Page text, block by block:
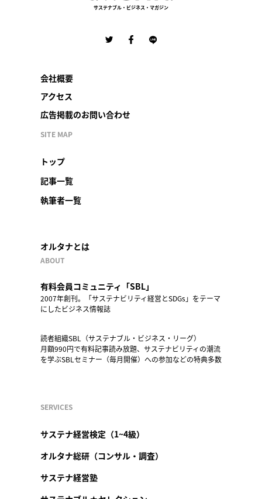
サステナブル・ビジネス・マガジン
会社概要
アクセス
広告掲載のお問い合わせ
SITE MAP
トップ
記事一覧
執筆者一覧
オルタナとは
ABOUT
有料会員コミュニティ「SBL」
2007年創刊。「サステナビリティ経営とSDGs」をテーマ
にしたビジネス情報誌
読者組織SBL（サステナブル・ビジネス・リーグ）
月額990円で有料記事読み放題、サステナビリティの潮流
を学ぶSBLセミナー（毎月開催）への参加などの特典多数
SERVICES
サステナ経営検定（1~4級）
オルタナ総研（コンサル・調査）
サステナ経営塾